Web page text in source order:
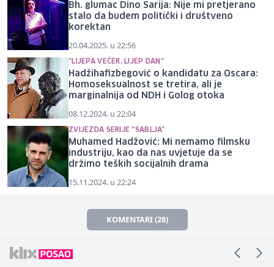
Bh. glumac Dino Sarija: Nije mi pretjerano
stalo da budem politički i društveno
korektan
20.04.2025. u 22:56
"LIJEPA VEČER, LIJEP DAN"
Hadžihafizbegović o kandidatu za Oscara:
Homoseksualnost se tretira, ali je
marginalnija od NDH i Golog otoka
08.12.2024. u 22:04
ZVIJEZDA SERIJE "SABLJA"
Muhamed Hadžović: Mi nemamo filmsku
industriju, kao da nas uvjetuje da se
držimo teških socijalnih drama
15.11.2024. u 22:24
KOMENTARI (28)